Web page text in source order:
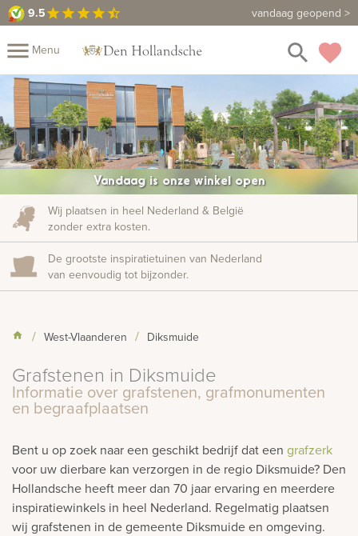
9.5star star star star star_half vandaag geopend >
9.5 Maak een vrijblijvende afspraak
menu Menu favorite
Mijn
Fotomap
search
close
Assortiment
Fotoboek
Informatie
Prijzen
Over
ons
Winkels Contact
ook:
Vandaag is onze winkel open
Wij plaatsen in heel Nederland & België
zonder extra kosten.
De grootste inspiratietuinen van Nederland
van eenvoudig tot bijzonder.
West-Vlaanderen Diksmuide
Grafstenen in Diksmuide
Informatie over grafstenen, grafmonumenten
en begraafplaatsen
Bent u op zoek naar een geschikt bedrijf dat een grafzerk
voor uw dierbare kan verzorgen in de regio Diksmuide? Den
Hollandsche heeft meer dan 70 jaar ervaring en meerdere
inspiratiewinkels in heel Nederland. Regelmatig plaatsen
wij grafstenen in de gemeente Diksmuide en omgeving.